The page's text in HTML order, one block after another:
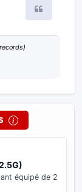
équipé de 2